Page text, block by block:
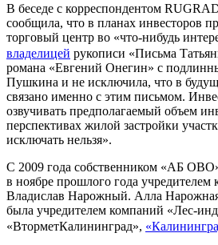
В беседе с корреспондентом
сообщила, что в планах инвесторов
торговый центр во «что-нибудь
владелицей рукописи «Письма
романа «Евгений Онегин» с
Пушкина и не исключила, что в
связано именно с этим письмом.
озвучивать предполагаемый объем
перспективах жилой застройки
исключать нельзя».
С 2009 года собственником «АБ
в ноябре прошлого года учредителем
Владислав Нарожный. Алла
была учредителем компаний «Лес-
«ВторметКалининград»,